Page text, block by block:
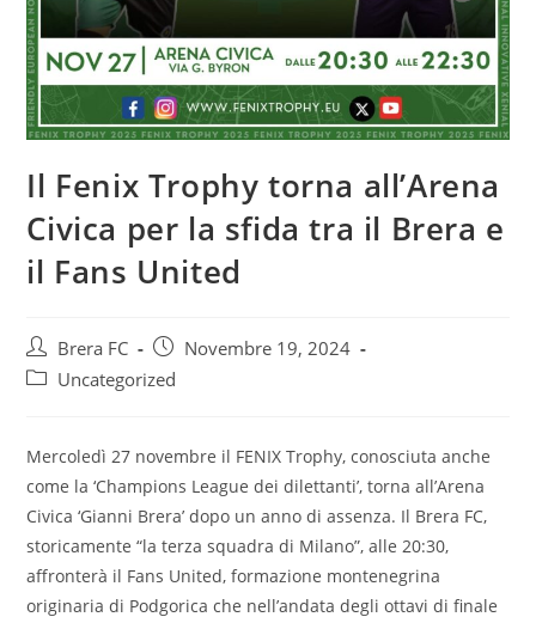
Il Fenix Trophy torna all’Arena
Civica per la sfida tra il Brera e
il Fans United
Brera FC
Novembre 19, 2024
Uncategorized
Mercoledì 27 novembre il FENIX Trophy, conosciuta anche
come la ‘Champions League dei dilettanti’, torna all’Arena
Civica ‘Gianni Brera’ dopo un anno di assenza. Il Brera FC,
storicamente “la terza squadra di Milano”, alle 20:30,
affronterà il Fans United, formazione montenegrina
originaria di Podgorica che nell’andata degli ottavi di finale